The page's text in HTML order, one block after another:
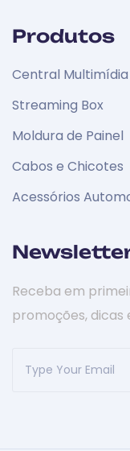
Produtos
Central Multimídia
Streaming Box
Moldura de Painel
Cabos e Chicotes
Acessórios
Receba em
promoções, dicas